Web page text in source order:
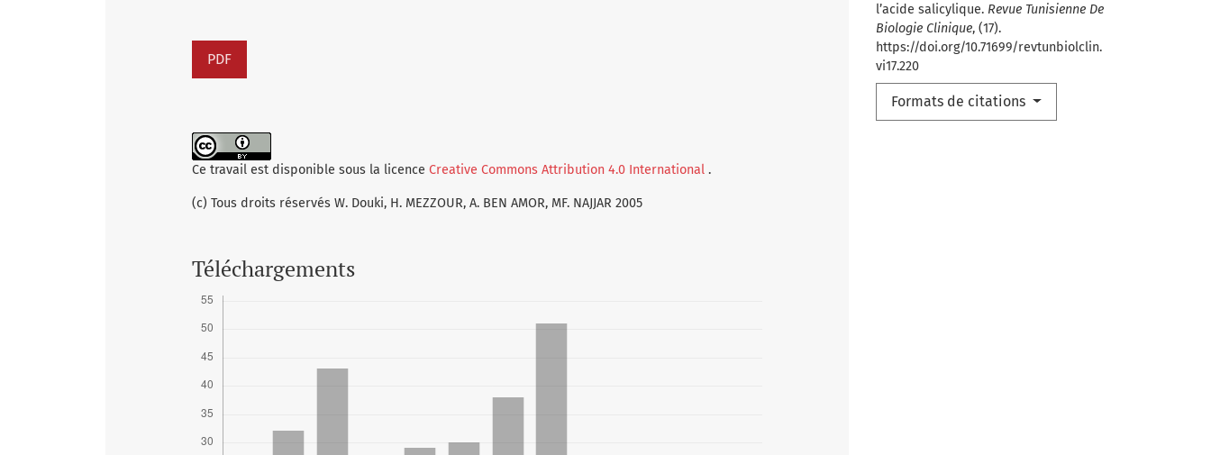
l’acide salicylique. Revue Tunisienne De
Biologie Clinique, (17).
https://doi.org/10.71699/revtunbiolclin.
vi17.220
Formats de citations
PDF
Ce travail est disponible sous la licence Creative Commons Attribution 4.0 International .
(c) Tous droits réservés W. Douki, H. MEZZOUR, A. BEN AMOR, MF. NAJJAR 2005
Téléchargements